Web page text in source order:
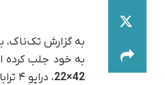
به خود جلب
22×42، درایو ۴ ترابایتی فوق‌سریع، نویدبخش جهشی بزرگ در صنعت ذخیره‌سازی هستند.